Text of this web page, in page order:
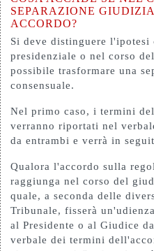
SEPARAZIONE
ACCORDO?
Si deve distinguere
presidenziale o nel corso
possibile trasformare una
consensuale.
Nel primo caso, i termini
verranno riportati nel
da entrambi e verrà in
Qualora l'accordo sulla
raggiunga nel corso del
quale, a seconda delle
Tribunale, fisserà
al Presidente o al Giudice
verbale dei termini